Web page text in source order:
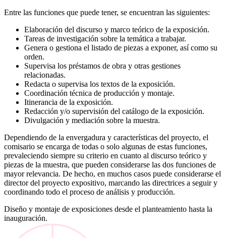
Entre las funciones que puede tener, se encuentran las siguientes:
Elaboración del discurso y marco teórico de la exposición.
Tareas de investigación sobre la temática a trabajar.
Genera o gestiona el listado de piezas a exponer, así como su
orden.
Supervisa los préstamos de obra y otras gestiones
relacionadas.
Redacta o supervisa los textos de la exposición.
Coordinación técnica de producción y montaje.
Itinerancia de la exposición.
Redacción y/o supervisión del catálogo de la exposición.
Divulgación y mediación sobre la muestra.
Dependiendo de la envergadura y características del proyecto, el
comisario se encarga de todas o solo algunas de estas funciones,
prevaleciendo siempre su criterio en cuanto al discurso teórico y
piezas de la muestra, que pueden considerarse las dos funciones de
mayor relevancia. De hecho, en muchos casos puede considerarse el
director del proyecto expositivo, marcando las directrices a seguir y
coordinando todo el proceso de análisis y producción.
Diseño y montaje de exposiciones desde el planteamiento hasta la
inauguración.